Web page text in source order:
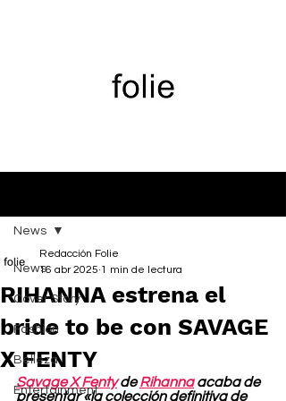
News
Cover Story
Fashion
Belleza
Entertainment
News
RIHANNA estrena el
bride to be con SAVAGE
X FENTY
Redacción Folie
16 abr 2025 1 min de lectura
Savage X Fenty de Rihanna acaba de
presentar «la colección definitiva de